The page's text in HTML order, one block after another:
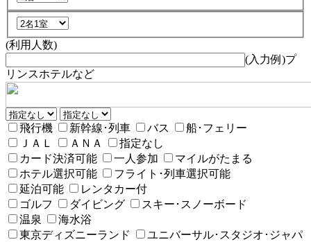
(利用人数)
(入力例)プ
リンスホテルなど
飛行機 新幹線･列車 バス
船･フェリー
ＪＡＬ
ＡＮＡ
指定なし
カード決済可能
一人参加
マイルがたまる
ホテル選択可能
フライト･列車選択可能
延泊可能
レンタカー付
ゴルフ
ダイビング
スキー･スノーボード
温泉
海水浴
東京ディズニーランド
ユニバーサル･スタジオ･ジャパ